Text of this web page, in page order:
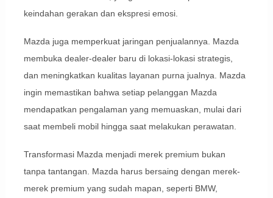
keindahan gerakan dan ekspresi emosi.
Mazda juga memperkuat jaringan penjualannya. Mazda
membuka dealer-dealer baru di lokasi-lokasi strategis,
dan meningkatkan kualitas layanan purna jualnya. Mazda
ingin memastikan bahwa setiap pelanggan Mazda
mendapatkan pengalaman yang memuaskan, mulai dari
saat membeli mobil hingga saat melakukan perawatan.
Transformasi Mazda menjadi merek premium bukan
tanpa tantangan. Mazda harus bersaing dengan merek-
merek premium yang sudah mapan, seperti BMW,